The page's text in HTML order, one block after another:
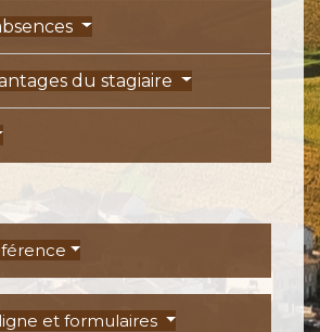
du stagiaire
et formulaires